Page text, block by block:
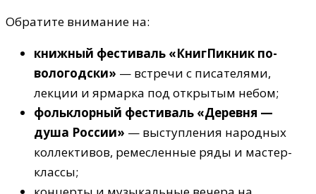
Обратите внимание на:
книжный фестиваль «КнигПикник по-
вологодски» — встречи с писателями,
лекции и ярмарка под открытым небом;
фольклорный фестиваль «Деревня —
душа России» — выступления народных
коллективов, ремесленные ряды и мастер-
классы;